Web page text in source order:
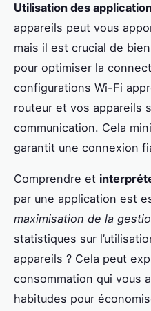
Utilisation des
appareils peut vous
mais il est crucial de
pour optimiser la
configurations Wi-Fi
routeur et vos appareils
communication. Cela
garantit une connexion
Comprendre et
par une application est
maximisation de la
statistiques sur
appareils ? Cela peut
consommation qui vous
habitudes pour